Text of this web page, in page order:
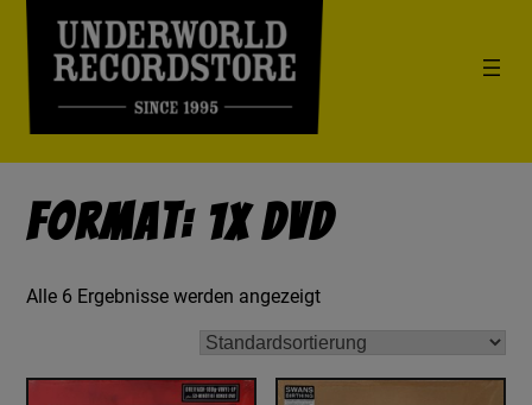
Format: 1x DVD
Alle 6 Ergebnisse werden angezeigt